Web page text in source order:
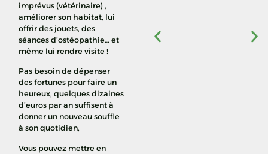
imprévus (vétérinaire) ,
améliorer son habitat, lui
offrir des jouets, des
séances d’ostéopathie… et
même lui rendre visite !
Pas besoin de dépenser
des fortunes pour faire un
heureux, quelques dizaines
d’euros par an suffisent à
donner un nouveau souffle
à son quotidien,
Vous pouvez mettre en